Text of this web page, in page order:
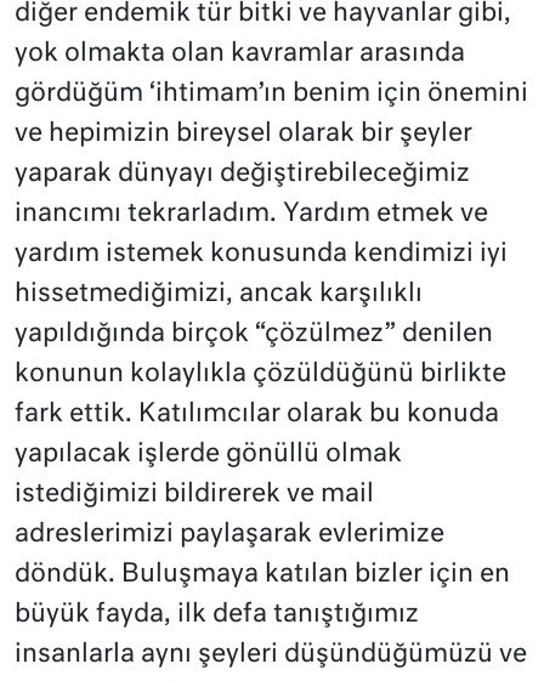
diğer endemik tür bitki ve hayvanlar gibi,
yok olmakta olan kavramlar arasında
gördüğüm ‘ihtimam’ın benim için önemini
ve hepimizin bireysel olarak bir şeyler
yaparak dünyayı değiştirebileceğimiz
inancımı tekrarladım. Yardım etmek ve
yardım istemek konusunda kendimizi iyi
hissetmediğimizi, ancak karşılıklı
yapıldığında birçok “çözülmez” denilen
konunun kolaylıkla çözüldüğünü birlikte
fark ettik. Katılımcılar olarak bu konuda
yapılacak işlerde gönüllü olmak
istediğimizi bildirerek ve mail
adreslerimizi paylaşarak evlerimize
döndük. Buluşmaya katılan bizler için en
büyük fayda, ilk defa tanıştığımız
insanlarla aynı şeyleri düşündüğümüzü ve